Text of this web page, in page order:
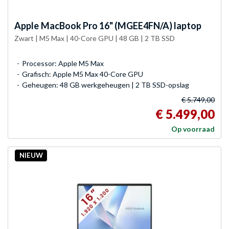
Apple MacBook Pro 16" (MGEE4FN/A) laptop
Zwart | M5 Max | 40-Core GPU | 48 GB | 2 TB SSD
Processor: Apple M5 Max
Grafisch: Apple M5 Max 40-Core GPU
Geheugen: 48 GB werkgeheugen | 2 TB SSD-opslag
€ 5.749,00
€ 5.499,00
Op voorraad
NIEUW